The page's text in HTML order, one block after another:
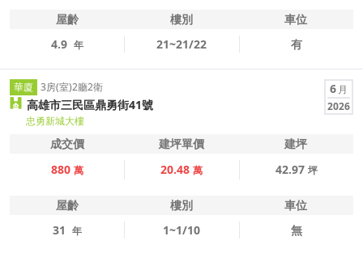
屋齡 樓別
車位
4.9 年 21~21/22 有
華廈 3房(室)2廳2衛
高雄市三民區鼎勇街41號
忠勇新城大樓
6 月
2026
成交價 建坪單價
建坪
880 萬 20.48 萬 42.97 坪
屋齡 樓別
車位
31 年 1~1/10 無